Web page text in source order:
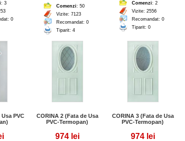
: 3
0
Comenzi: 50
Vizite: 7123
Recomandat: 0
Tiparit: 4
Comenzi: 2
Vizite: 2556
Recomandat: 0
Tiparit: 0
PVC
CORINA 2 (Fata de Usa
PVC-Termopan)
974 lei
CORINA 3 (Fata de Usa
PVC-Termopan)
974 lei